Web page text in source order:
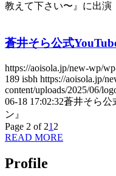
教えて下さい〜』に出演
蒼井そら公式
https://aoisola.jp/new-wp/
189 isbh https://aoisola.jp/
content/uploads/2025/06/
06-18 17:02:32蒼井そら公
ン』
Page 2 of 21 2
READ MORE
Profile